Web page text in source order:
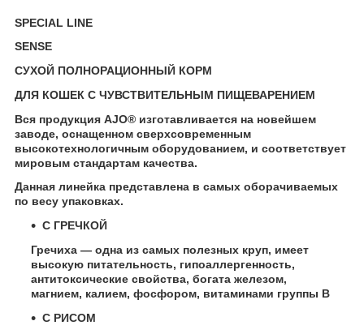
SPECIAL LINE
SENSE
СУХОЙ ПОЛНОРАЦИОННЫЙ КОРМ
ДЛЯ КОШЕК С ЧУВСТВИТЕЛЬНЫМ ПИЩЕВАРЕНИЕМ
Вся продукция AJO® изготавливается на новейшем
заводе, оснащенном сверхсовременным
высокотехнологичным оборудованием, и соответствует
мировым стандартам качества.
Данная линейка представлена в самых оборачиваемых
по весу упаковках.
C ГРЕЧКОЙ
Гречиха — одна из самых полезных круп, имеет
высокую питательность, гипоаллергенность,
антитоксические свойства, богата железом,
магнием, калием, фосфором, витаминами группы В
С РИСОМ